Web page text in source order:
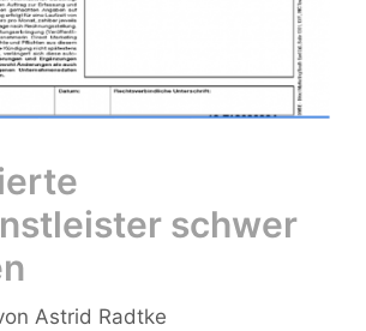
schwer
Astrid Radtke